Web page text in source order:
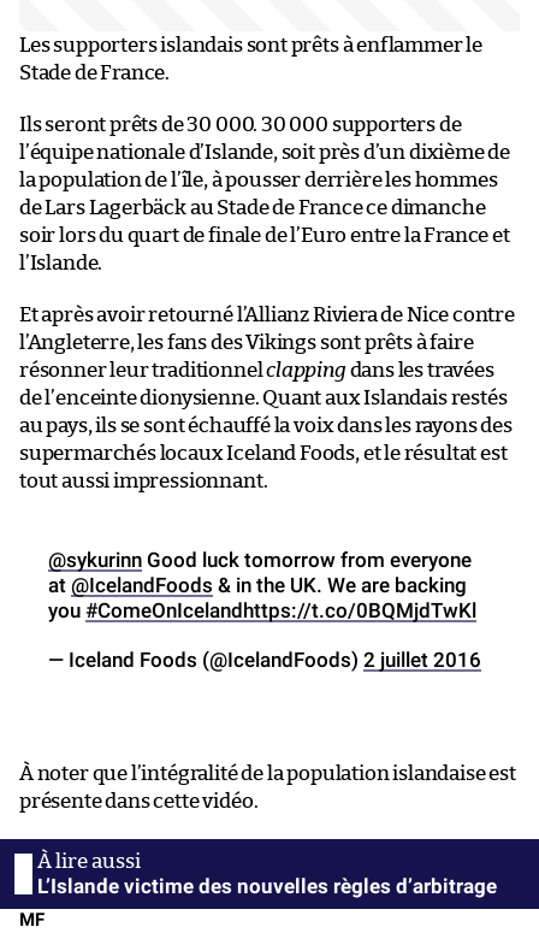
Les supporters islandais sont prêts à enflammer le
Stade de France.
Ils seront prêts de 30 000. 30 000 supporters de
l’équipe nationale d’Islande, soit près d’un dixième de
la population de l’île, à pousser derrière les hommes
de Lars Lagerbäck au Stade de France ce dimanche
soir lors du quart de finale de l’Euro entre la France et
l’Islande.
Et après avoir retourné l’Allianz Riviera de Nice contre
l’Angleterre, les fans des Vikings sont prêts à faire
résonner leur traditionnelclapping dans les travées
de l’enceinte dionysienne. Quant aux Islandais restés
au pays, ils se sont échauffé la voix dans les rayons des
supermarchés locaux Iceland Foods, et le résultat est
tout aussi impressionnant.
@sykurinn Good luck tomorrow from everyone
at @IcelandFoods & in the UK. We are backing
you #ComeOnIcelandhttps://t.co/0BQMjdTwKl
— Iceland Foods (@IcelandFoods) 2 juillet 2016
À noter que l’intégralité de la population islandaise est
présente dans cette vidéo.
L’Islande victime des nouvelles règles d’arbitrage
MF